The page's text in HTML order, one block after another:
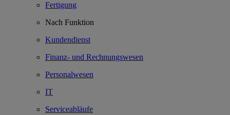
Fertigung
Nach Funktion
Kundendienst
Finanz- und Rechnungswesen
Personalwesen
IT
Serviceabläufe